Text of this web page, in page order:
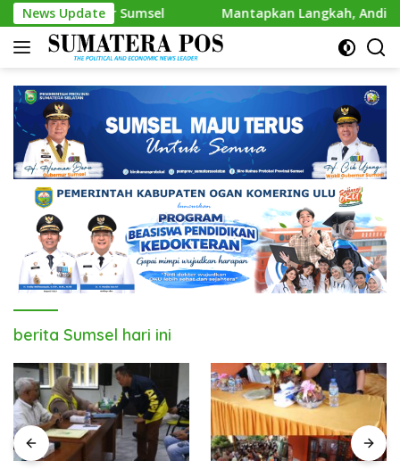
Skip
to
content
News Update
Golkar Sumsel Mantapkan Langkah, Andie
berita Sumsel hari ini